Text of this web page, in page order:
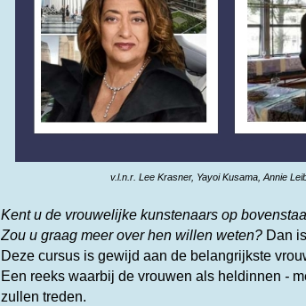
v.l.n.r. Lee Krasner, Yayoi Kusama, Annie
Kent u de vrouwelijke kunstenaars op
Zou u graag meer over hen willen weten? Dan
Deze cursus is gewijd aan de belangrijkste
Een reeks waarbij de vrouwen als heldinnen -
zullen treden.